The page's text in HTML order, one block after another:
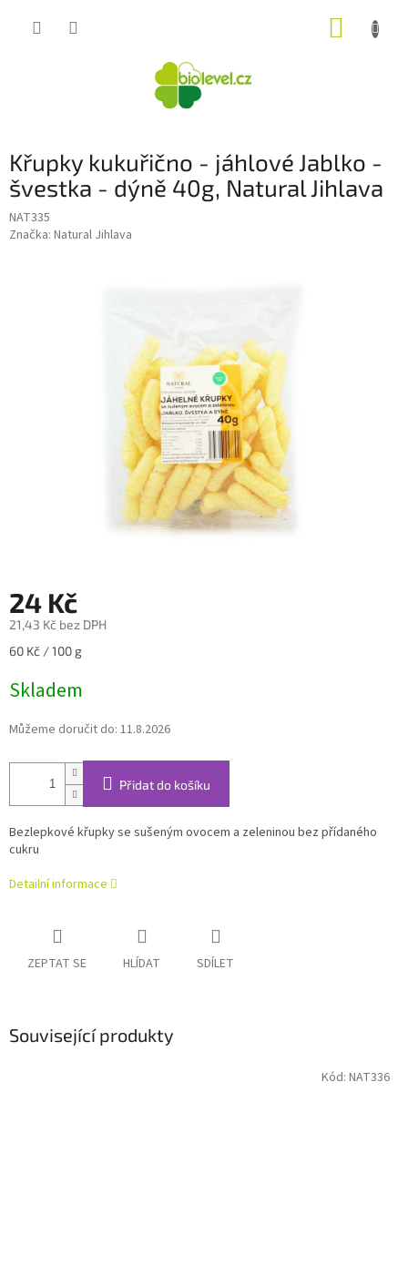
Křupky kukuřično - jáhlové Jablko -
švestka - dýně 40g, Natural Jihlava
NAT335
Značka: Natural Jihlava
24 Kč
21,43 Kč bez DPH
Měrná
60 Kč / 100 g
Skladem
Můžeme doručit do: 11.8.2026
Přidat do košíku
Bezlepkové křupky se sušeným ovocem a zeleninou bez přídaného
cukru
Detailní informace
ZEPTAT SE HLÍDAT SDÍLET
Související produkty
Kód: NAT336